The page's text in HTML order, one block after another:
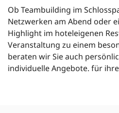
Ob Teambuilding im
Netzwerken am Abend oder
Highlight im hoteleigenen
Veranstaltung zu einem
beraten wir Sie auch
individuelle Angebote. für